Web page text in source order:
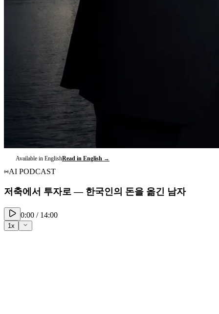
Available in EnglishRead in English →
AI PODCAST
저축에서 투자로 — 한국인의 돈을 옮긴 남자
0:00 / 14:00
1 x